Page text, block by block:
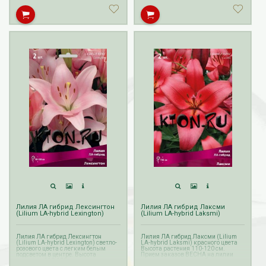
Лилия ЛА гибрид Лексингтон
(Lilium LA-hybrid Lexington)
Лилия ЛА гибрид Лексингтон
(Lilium LA-hybrid Lexington) светло-
розового цвета с легким белым
подсветом в центре. Высота
Лилия ЛА гибрид Лаксми
(Lilium LA-hybrid Laksmi)
Лилия ЛА гибрид Лаксми (Lilium
LA-hybrid Laksmi) красного цвета
Высота растения 110-120 см.
Прием заказов ВЕСНА на лилии